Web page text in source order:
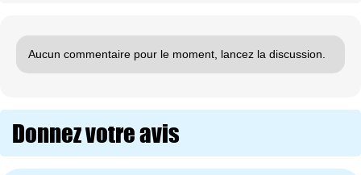
Aucun commentaire pour le moment, lancez la discussion.
Donnez votre avis